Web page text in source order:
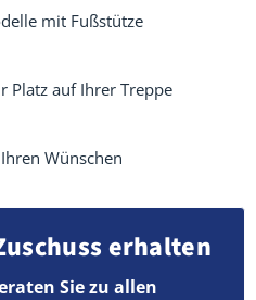
mit Fußstütze
Platz auf Ihrer Treppe
Wünschen
erhalten
Sie zu allen